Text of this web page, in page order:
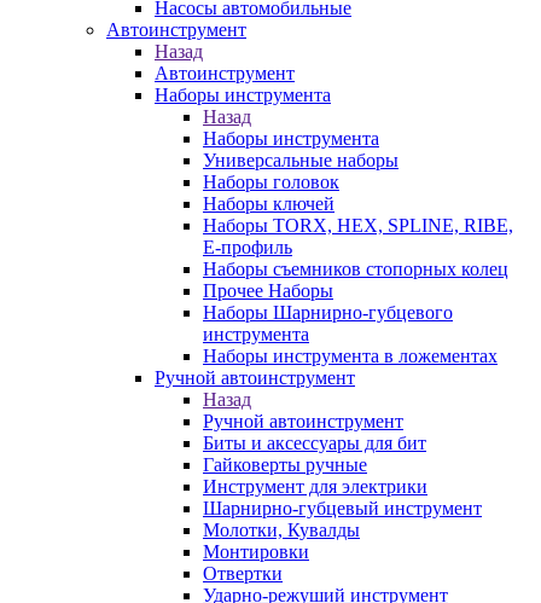
Насосы автомобильные
Автоинструмент
Назад
Автоинструмент
Наборы инструмента
Назад
Наборы инструмента
Универсальные наборы
Наборы головок
Наборы ключей
Наборы TORX, HEX, SPLINE, RIBE,
E-профиль
Наборы съемников стопорных колец
Прочее Наборы
Наборы Шарнирно-губцевого
инструмента
Наборы инструмента в ложементах
Ручной автоинструмент
Назад
Ручной автоинструмент
Биты и аксессуары для бит
Гайковерты ручные
Инструмент для электрики
Шарнирно-губцевый инструмент
Молотки, Кувалды
Монтировки
Отвертки
Ударно-режуший инструмент